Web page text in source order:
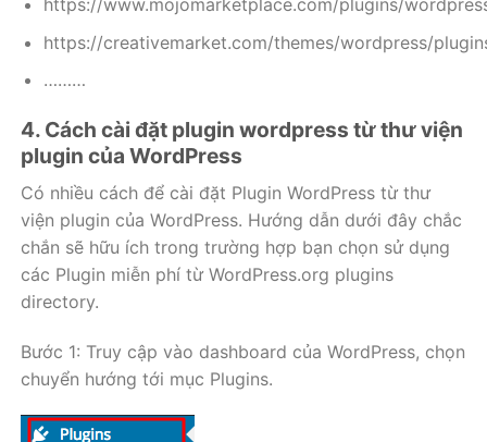
https://www.mojomarketplace.com/plugins/
https://creativemarket.com/themes/wordpress/
………
4. Cách cài đặt plugin wordpress từ thư viện
plugin của WordPress
Có nhiều cách để cài đặt Plugin WordPress từ thư
viện plugin của WordPress. Hướng dẫn dưới đây chắc
chắn sẽ hữu ích trong trường hợp bạn chọn sử dụng
các Plugin miễn phí từ WordPress.org plugins
directory.
Bước 1: Truy cập vào dashboard của WordPress, chọn
chuyển hướng tới mục Plugins.